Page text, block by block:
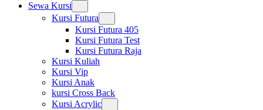
Sewa Kursi
Kursi Futura
Kursi Futura 405
Kursi Futura Test
Kursi Futura Raja
Kursi Kuliah
Kursi Vip
Kursi Anak
kursi Cross Back
Kursi Acrylic